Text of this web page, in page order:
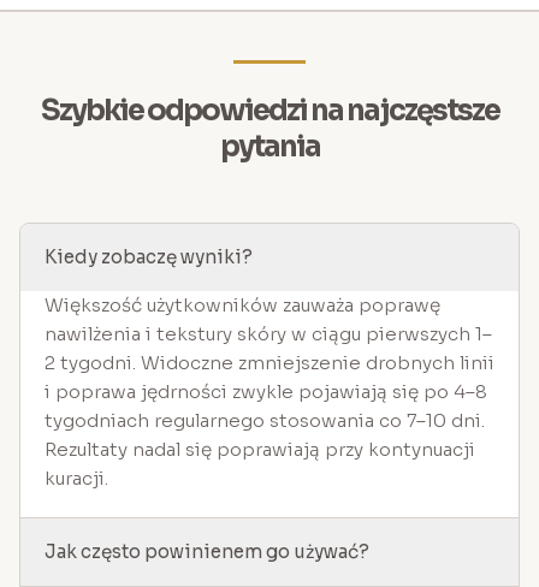
Szybkie odpowiedzi na najczęstsze
pytania
Kiedy zobaczę wyniki?
Większość użytkowników zauważa poprawę
nawilżenia i tekstury skóry w ciągu pierwszych 1–
2 tygodni. Widoczne zmniejszenie drobnych linii
i poprawa jędrności zwykle pojawiają się po 4–8
tygodniach regularnego stosowania co 7–10 dni.
Rezultaty nadal się poprawiają przy kontynuacji
kuracji.
Jak często powinienem go używać?